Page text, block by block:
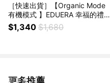
［快速出貨］【Organic Mode
有機模式 】EDUERA 幸福的禮物
免沖護居家保養
$1,340 $1,680
更多推薦
看更多